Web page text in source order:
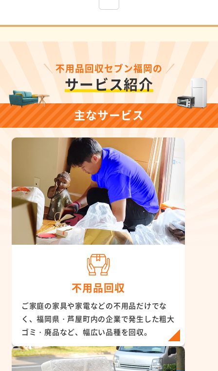
不用品回収セブン福岡の
サービス紹介
主なサービス
不用品回収
ご家庭の家具や家電などの不用品だけでな
く、福岡県・芦屋町内の企業で発生した粗大
ゴミ・廃品など、幅広い品種を回収。